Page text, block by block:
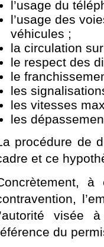
l’usage du
l’usage des
véhicules ;
la circulation
le respect des
le
les
les vitesses
les
procédure de
et ce
visée
du